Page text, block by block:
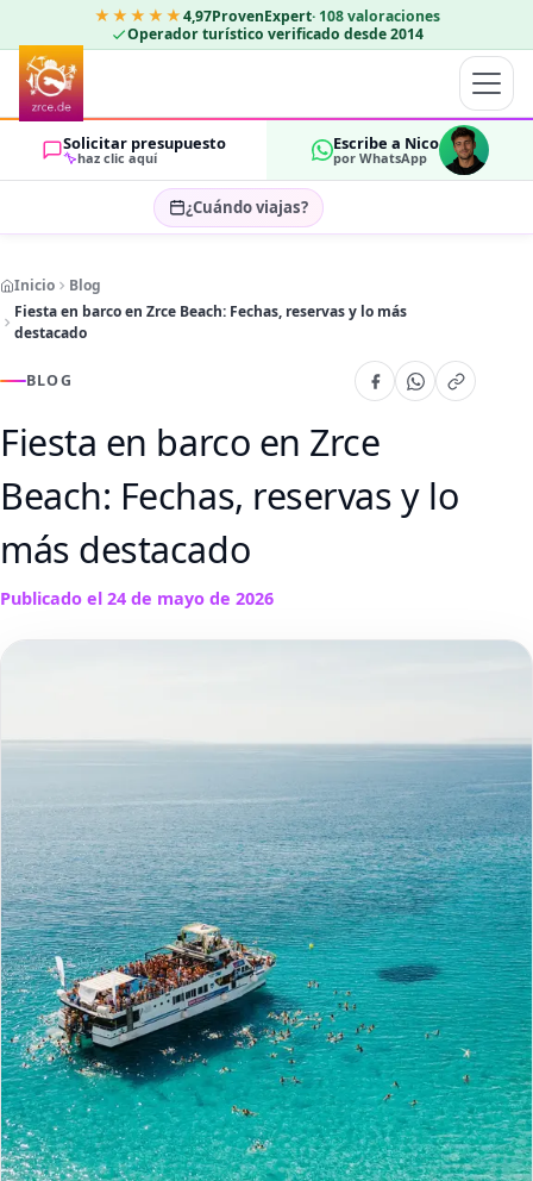
★★★★★4,97ProvenExpert· 108 valoraciones
Operador turístico verificado desde 2014
Solicitar presupuesto
haz clic aquí
Escribe a Nico
por WhatsApp
¿Cuándo viajas?
HUÉSPEDES
Inicio
Blog
Fiesta en barco en Zrce Beach: Fechas, reservas y lo más
destacado
BLOG
Fiesta en barco en Zrce
Beach: Fechas, reservas y lo
más destacado
Publicado el 24 de mayo de 2026